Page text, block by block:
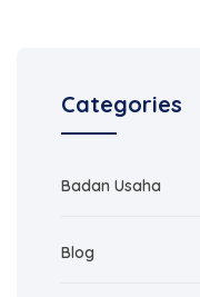
Categories
Badan Usaha
Blog